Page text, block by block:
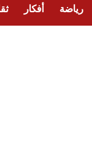
رياضة أفكار